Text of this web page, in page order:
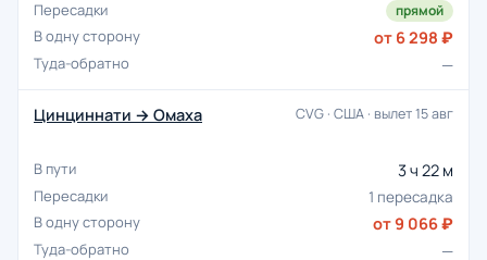
прямой
от 6 298 ₽
—
Цинциннати → Омаха CVG · США · вылет 15 авг
3 ч 22 м
1 пересадка
от 9 066 ₽
—